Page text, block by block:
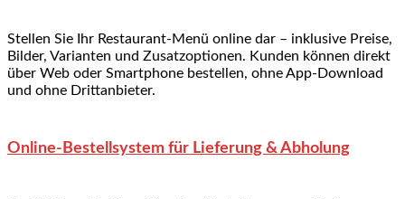
Stellen Sie Ihr Restaurant-Menü online dar – inklusive Preise,
Bilder, Varianten und Zusatzoptionen. Kunden können direkt
über Web oder Smartphone bestellen, ohne App-Download
und ohne Drittanbieter.
Online-Bestellsystem für Lieferung & Abholung